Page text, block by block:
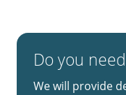
Do you
We will provide